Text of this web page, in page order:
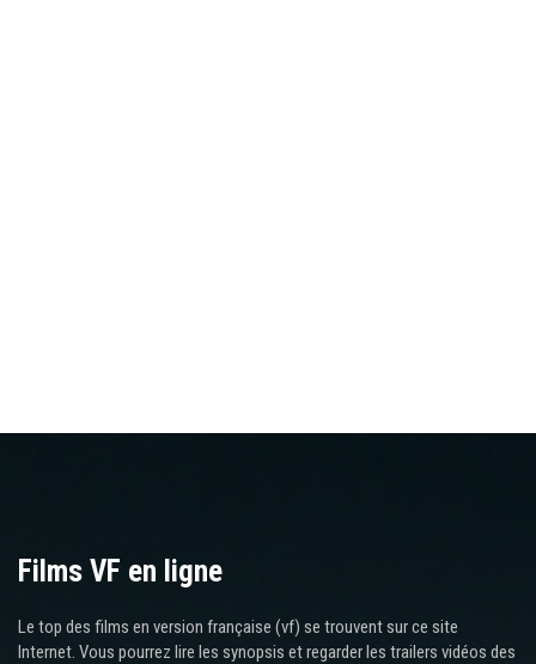
Films VF en ligne
Le top des films en version française (vf) se trouvent sur ce site
Internet. Vous pourrez lire les synopsis et regarder les trailers vidéos des